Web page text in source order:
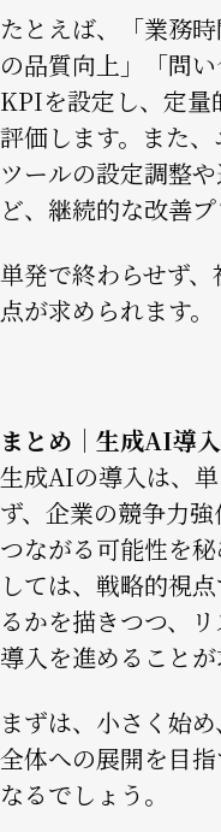
たとえば、「業務
の品質向上」「問
KPIを設定し、定量
評価します。また、
ツールの設定調整
ど、継続的な改善プ
単発で終わらせず
点が求められます。
まとめ｜生成AI導
生成AIの導入は、
ず、企業の競争力
つながる可能性を
しては、戦略的視
るかを描きつつ、
導入を進めることが
まずは、小さく始
全体への展開を目
なるでしょう。